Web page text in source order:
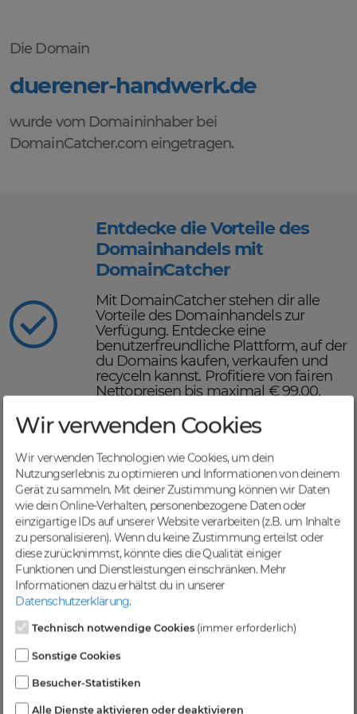
Die Domain
duerener-handwerk.de
wurde vom Domaininhaber bei
DomainCatcher.com eingetragen.
Entdecke die Vorteile des
Domainhandels mit
DomainCatcher
Mit DomainCatcher stehen dir alle
Vorteile des Domainhandels zur
Verfügung. Entdecke eine
benutzerfreundliche Plattform, auf der
du Domains kaufen, verkaufen und
recyceln kannst. Profitiere von fairen
Nettopreisen bis maximal € 99,00,
sicheren Domaintransfers.
Maximiere deinen Online-
Erfolg mit DomainCatcher
DomainCatcher ist dein Schlüssel
zum Online-Erfolg. Mit unserem
breiten Angebot an Domains kannst
du deine Online-Präsenz optimieren
und deine Zielgruppe gezielt
ansprechen. Nutze die Möglichkeit,
gezielten Traffic anzuziehen und deine
Sichtbarkeit in Suchmaschinen zu
steigern.
Profitiere von einer
vielfältigen Auswahl an
Bei DomainCatcher findest du eine
Wir verwenden Cookies
Wir verwenden Technologien wie Cookies, um dein
Nutzungserlebnis zu optimieren und Informationen von deinem
Gerät zu sammeln. Mit deiner Zustimmung können wir Daten
wie dein Online-Verhalten, personenbezogene Daten oder
einzigartige IDs auf unserer Website verarbeiten (z.B. um Inhalte
zu personalisieren). Wenn du keine Zustimmung erteilst oder
diese zurücknimmst, könnte dies die Qualität einiger
Funktionen und Dienstleistungen einschränken. Mehr
Informationen dazu erhältst du in unserer
Datenschutzerklärung.
Technisch notwendige Cookies (immer erforderlich)
Sonstige Cookies
Besucher-Statistiken
Alle Dienste aktivieren oder deaktivieren